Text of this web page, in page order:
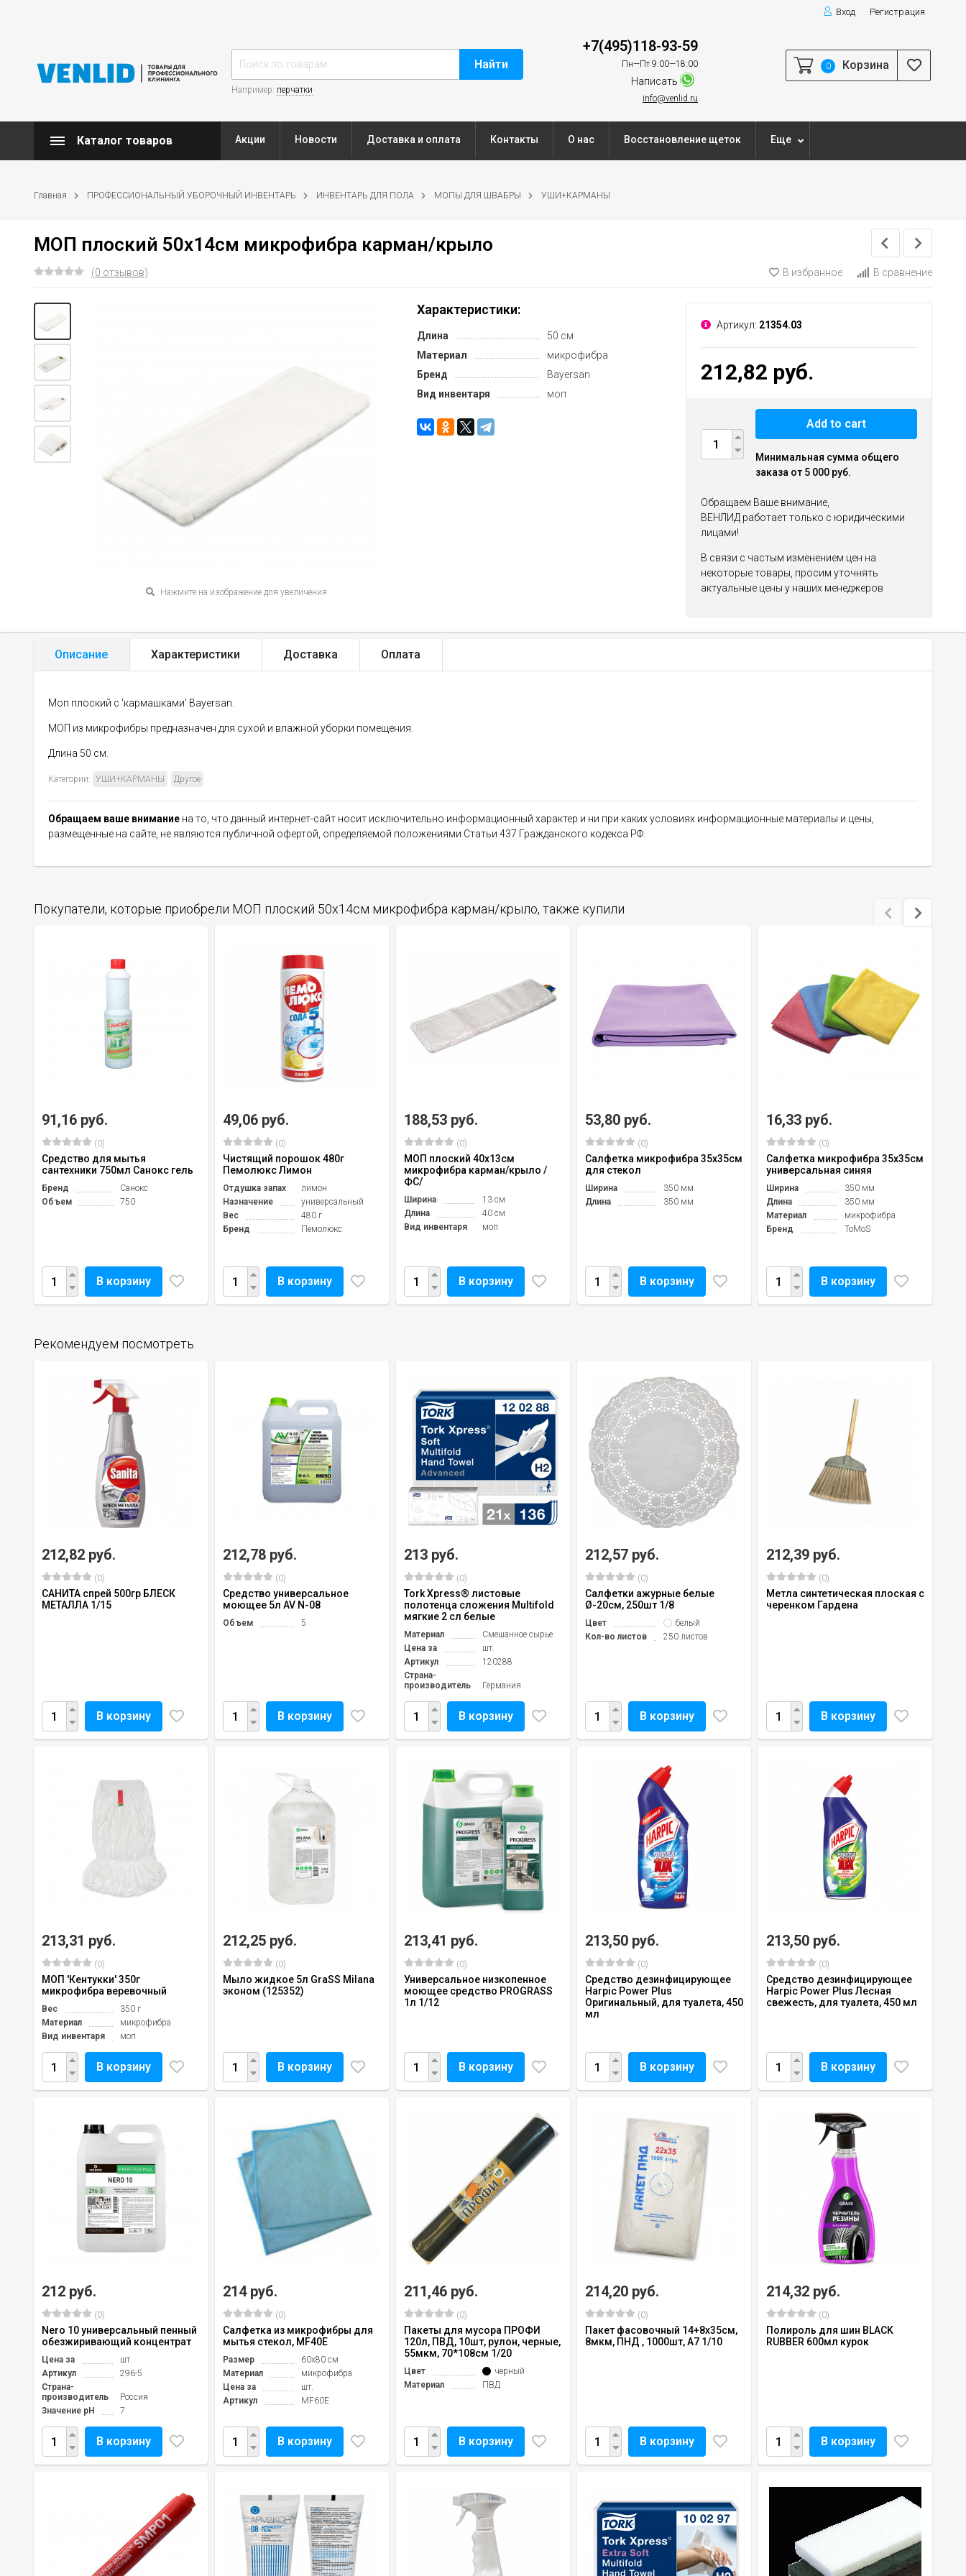
Вход Регистрация
Найти
Например: перчатки
+7(495)118-93-59
Пн—Пт 9:00—18:00
Написать
info@venlid.ru
0 Корзина
Каталог товаров Акции Новости Доставка и оплата Контакты О нас Восстановление щеток Еще
Главная ПРОФЕССИОНАЛЬНЫЙ УБОРОЧНЫЙ ИНВЕНТАРЬ ИНВЕНТАРЬ ДЛЯ ПОЛА МОПЫ ДЛЯ ШВАБРЫ УШИ+КАРМАНЫ
МОП плоский 50х14см микрофибра карман/крыло
(0 отзывов) В избранное В сравнение
Нажмите на изображение для увеличения
Характеристики:
Длина
50 см
Материал
микрофибра
Бренд
Bayersan
Вид инвентаря
моп
Артикул: 21354.03
212,82 руб.
Add to cart
Минимальная сумма общего
заказа от 5 000 руб.
Обращаем Ваше внимание,
ВЕНЛИД работает только с юридическими
лицами!
В связи с частым изменением цен на
некоторые товары, просим уточнять
актуальные цены у наших менеджеров
Описание Характеристики Доставка Оплата
Моп плоский с 'кармашками' Bayersan.
МОП из микрофибры предназначен для сухой и влажной уборки помещения.
Длина 50 см.
Категории: УШИ+КАРМАНЫ Другое
Обращаем ваше внимание на то, что данный интернет-сайт носит исключительно информационный характер и ни при каких условиях информационные материалы и цены,
размещенные на сайте, не являются публичной офертой, определяемой положениями Статьи 437 Гражданского кодекса РФ.
Покупатели, которые приобрели МОП плоский 50х14см микрофибра карман/крыло, также купили
91,16 руб.
(0)
Средство для мытья
сантехники 750мл Санокс гель
Бренд
Санокс
Объем
750
В корзину
49,06 руб.
(0)
Чистящий порошок 480г
Пемолюкс Лимон
Отдушка запах
лимон
Назначение
универсальный
Вес
480 г
Бренд
Пемолюкс
В корзину
188,53 руб.
(0)
МОП плоский 40х13см
микрофибра карман/крыло /
ФС/
Ширина
13 см
Длина
40 см
Вид инвентаря
моп
В корзину
53,80 руб.
(0)
Салфетка микрофибра 35х35см
для стекол
Ширина
350 мм
Длина
350 мм
В корзину
16,33 руб.
(0)
Салфетка микрофибра 35х35см
универсальная синяя
Ширина
350 мм
Длина
350 мм
Материал
микрофибра
Бренд
ToMoS
В корзину
Рекомендуем посмотреть
212,82 руб.
(0)
САНИТА спрей 500гр БЛЕСК
МЕТАЛЛА 1/15
В корзину
212,78 руб.
(0)
Средство универсальное
моющее 5л AV N-08
Объем 5
В корзину
213 руб.
(0)
Tork Xpress® листовые
полотенца сложения Multifold
мягкие 2 сл белые
Материал
Смешанное сырье
Цена за
шт.
Артикул
120288
Страна-
производитель
Германия
В корзину
212,57 руб.
(0)
Салфетки ажурные белые
Ø-20см, 250шт 1/8
Цвет
белый
Кол-во листов
250 листов
В корзину
212,39 руб.
(0)
Метла синтетическая плоская с
черенком Гардена
В корзину
213,31 руб.
(0)
МОП 'Кентукки' 350г
микрофибра веревочный
Вес
350 г
Материал
микрофибра
Вид инвентаря
моп
В корзину
212,25 руб.
(0)
Мыло жидкое 5л GraSS Milana
эконом (125352)
В корзину
213,41 руб.
(0)
Универсальное низкопенное
моющее средство PROGRASS
1л 1/12
В корзину
213,50 руб.
(0)
Средство дезинфицирующее
Harpic Power Plus
Оригинальный, для туалета, 450
мл
В корзину
213,50 руб.
(0)
Средство дезинфицирующее
Harpic Power Plus Лесная
свежесть, для туалета, 450 мл
В корзину
212 руб.
(0)
Nero 10 универсальный пенный
обезжиривающий концентрат
Цена за
шт.
Артикул
296-5
Страна-
производитель
Россия
Значение pH
7
В корзину
214 руб.
(0)
Салфетка из микрофибры для
мытья стекол, MF40E
Размер
60х80 см
Материал
микрофибра
Цена за
шт.
Артикул
MF60E
В корзину
211,46 руб.
(0)
Пакеты для мусора ПРОФИ
120л, ПВД, 10шт, рулон, черные,
55мкм, 70*108см 1/20
Цвет
черный
Материал
ПВД
В корзину
214,20 руб.
(0)
Пакет фасовочный 14+8х35см,
8мкм, ПНД , 1000шт, А7 1/10
В корзину
214,32 руб.
(0)
Полироль для шин BLACK
RUBBER 600мл курок
В корзину